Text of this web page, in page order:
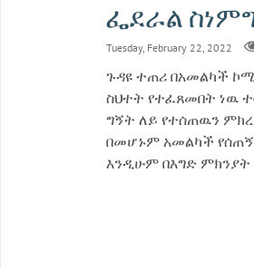
ፌደራል
Tuesday, February 22, 2022
ጉዳዩ ተጠሪ በአመልካች
ስህተት የተፈጸመበት ነዉ
ግኝት ለይ የተሰጠዉን
በመሆኑም አመልካች
እንዲሁም በእግድ ምክንያት